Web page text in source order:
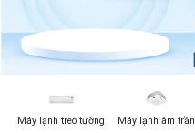
Máy lạnh treo tường Máy lạnh âm trần